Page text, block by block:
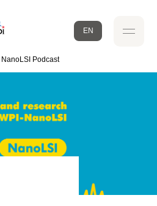
EN
NanoLSI Podcast